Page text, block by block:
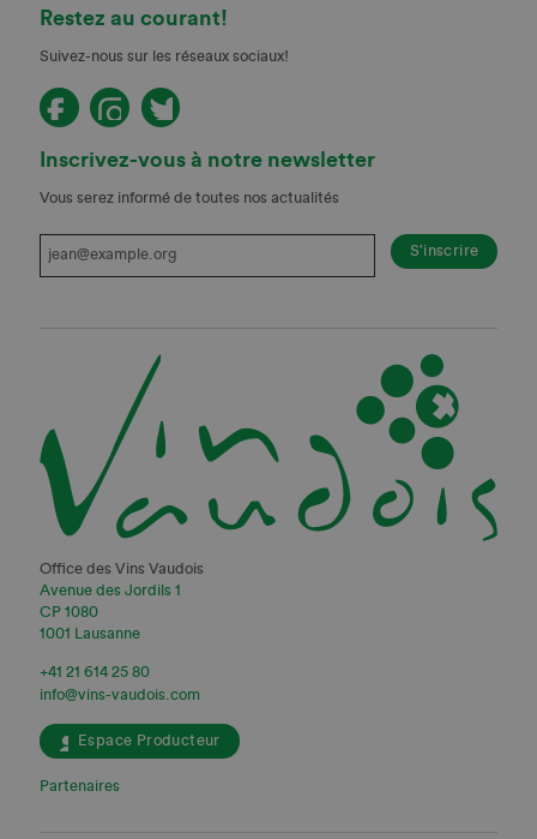
Restez au courant!
Suivez-nous sur les réseaux sociaux!
Inscrivez-vous à notre newsletter
Vous serez informé de toutes nos actualités
Office des Vins Vaudois
Avenue des Jordils 1
CP 1080
1001 Lausanne
+41 21 614 25 80
info@vins-vaudois.com
Espace Producteur
Partenaires